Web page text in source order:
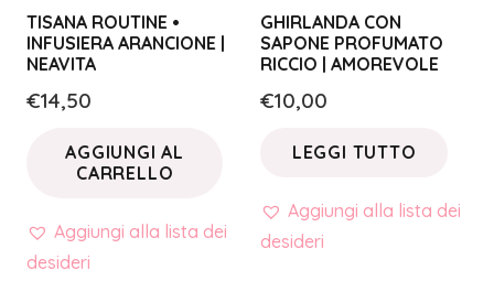
TISANA ROUTINE •
INFUSIERA ARANCIONE |
NEAVITA
€14,50
AGGIUNGI AL
CARRELLO
Aggiungi alla lista dei
desideri
GHIRLANDA CON
SAPONE PROFUMATO
RICCIO | AMOREVOLE
€10,00
LEGGI TUTTO
Aggiungi alla lista dei
desideri